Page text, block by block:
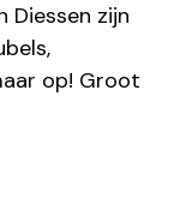
Diessen zijn
op! Groot